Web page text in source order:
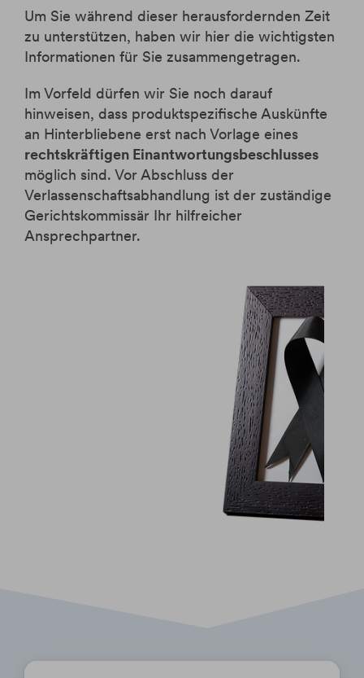
Kontowechselservice
Buchungsreklamation
Anträge/Bestätigungen/Änderungen
Anträge/Bestätigungen/Änderungen
Depotzusatz: Familiendepot
Themenfonds
Fondssparen
ETF Sparplan
ETFs und ETCs
Anleihe 3% 2026-2033
Zeichnung nicht mehr möglich
Zeichnung nicht mehr möglich
Anleihe 3.10% 2024-2034
Zeichnung nicht mehr möglich
Anleihe 3.70% 2023-2033
Zeichnung nicht mehr möglich
Anleihe 3,75% 2023-2026
Zeichnung nicht mehr möglich
Pensionsvorsorge
Absicherung Kredit
Services
eBanking Broker
Informationsblatt zur 2. Aktionärsrechte-
Informationen zu Wertpapieren
Tipps für Anfänger
Jugendsparen
Fondssparen
ETF Sparplan
Bausparen
start:bausparkasse
BAWAG Banking App
Services
Apple Pay
Google Pay
Buchungsreklamation
Videoanleitungen für die BAWAG App
FAQ
Filialfinder
Karriere
Hilfe
Um Sie während dieser herausfordernden Zeit
zu unterstützen, haben wir hier die wichtigsten
Informationen für Sie zusammengetragen.
Im Vorfeld dürfen wir Sie noch darauf
hinweisen, dass produktspezifische Auskünfte
an Hinterbliebene erst nach Vorlage eines
rechtskräftigen Einantwortungsbeschlusses
möglich sind. Vor Abschluss der
Verlassenschaftsabhandlung ist der zuständige
Gerichtskommissär Ihr hilfreicher
Ansprechpartner.